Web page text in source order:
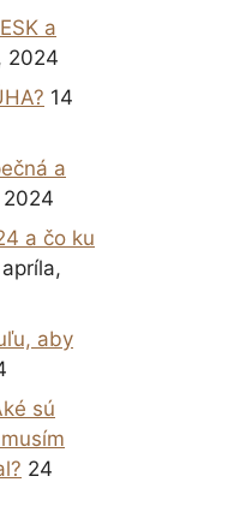
a
2024
14
a
2024
a čo ku
aby
sú
24